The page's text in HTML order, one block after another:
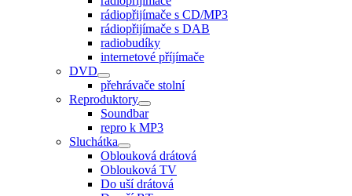
rádiopřijímače s CD/MP3
rádiopřijímače s DAB
radiobudíky
internetové příjímače
DVD
přehrávače stolní
Reproduktory
Soundbar
repro k MP3
Sluchátka
Oblouková drátová
Oblouková TV
Do uší drátová